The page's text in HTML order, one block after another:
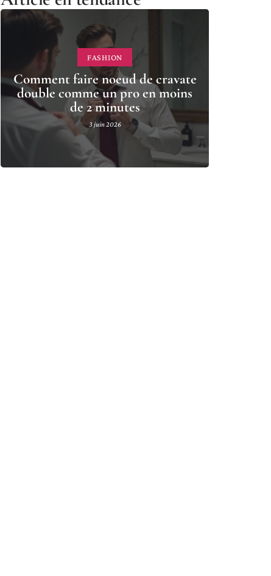
FASHION
Comment faire noeud de cravate
double comme un pro en moins
de 2 minutes
3 juin 2026